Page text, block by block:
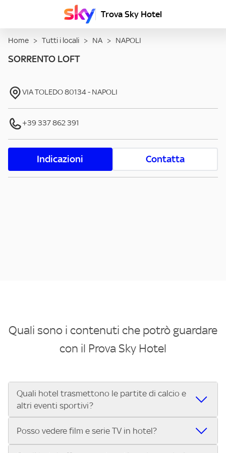
Trova Sky Hotel
Home > Tutti i locali > NA > NAPOLI
SORRENTO LOFT
VIA TOLEDO80134- NAPOLI
+39 337 862 391
Indicazioni Contatta
Quali sono i contenuti che potrò guardare
con il Prova Sky Hotel
Quali hotel trasmettono le partite di calcio e
altri eventi sportivi?
Se cerchi un hotel dove poter vedere le partite di Serie A,
Posso vedere film e serie TV in hotel?